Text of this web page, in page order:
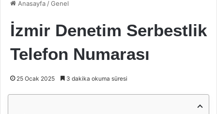
Anasayfa /Genel
İzmir Denetim Serbestlik
Telefon Numarası
25 Ocak 2025 3 dakika okuma süresi